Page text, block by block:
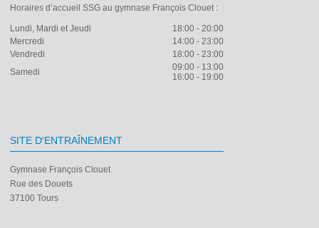
Horaires d’accueil SSG au gymnase François Clouet :
Lundi, Mardi et Jeudi
18:00 - 20:00
Mercredi
14:00 - 23:00
Vendredi
18:00 - 23:00
Samedi
09:00 - 13:00
16:00 - 19:00
SITE D'ENTRAÎNEMENT
Gymnase François Clouet
Rue des Douets
37100 Tours